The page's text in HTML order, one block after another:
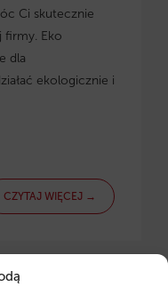
Ci skutecznie
firmy. Eko
dla
ekologicznie i
CZYTAJ WIĘCEJ →